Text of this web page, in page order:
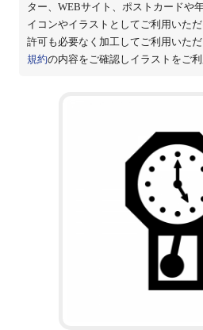
ター、WEBサイト、ポストカードや
イコンやイラストとしてご利用いた
許可も必要なく加工してご利用いただ
規約の内容をご確認しイラストをご利